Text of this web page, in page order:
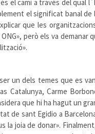
el camí a través del qual
el significat banal de
que les
però els va
un dels temes que es
Catalunya, Carme
que hi ha hagut un
de sant Egidio a
joia de donar».